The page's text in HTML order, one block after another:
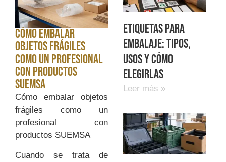
Cómo embalar
objetos frágiles
como un profesional
con productos
SUEMSA
Cómo embalar objetos
frágiles como un
profesional con
productos SUEMSA
Cuando se trata de
Etiquetas para
embalaje: tipos,
usos y cómo
elegirlas
Leer más »